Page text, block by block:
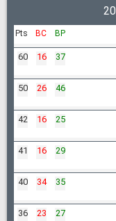
Pts BC BP
60 16 37
50 26 46
42 16 25
41 16 29
40 34 35
36 23 27